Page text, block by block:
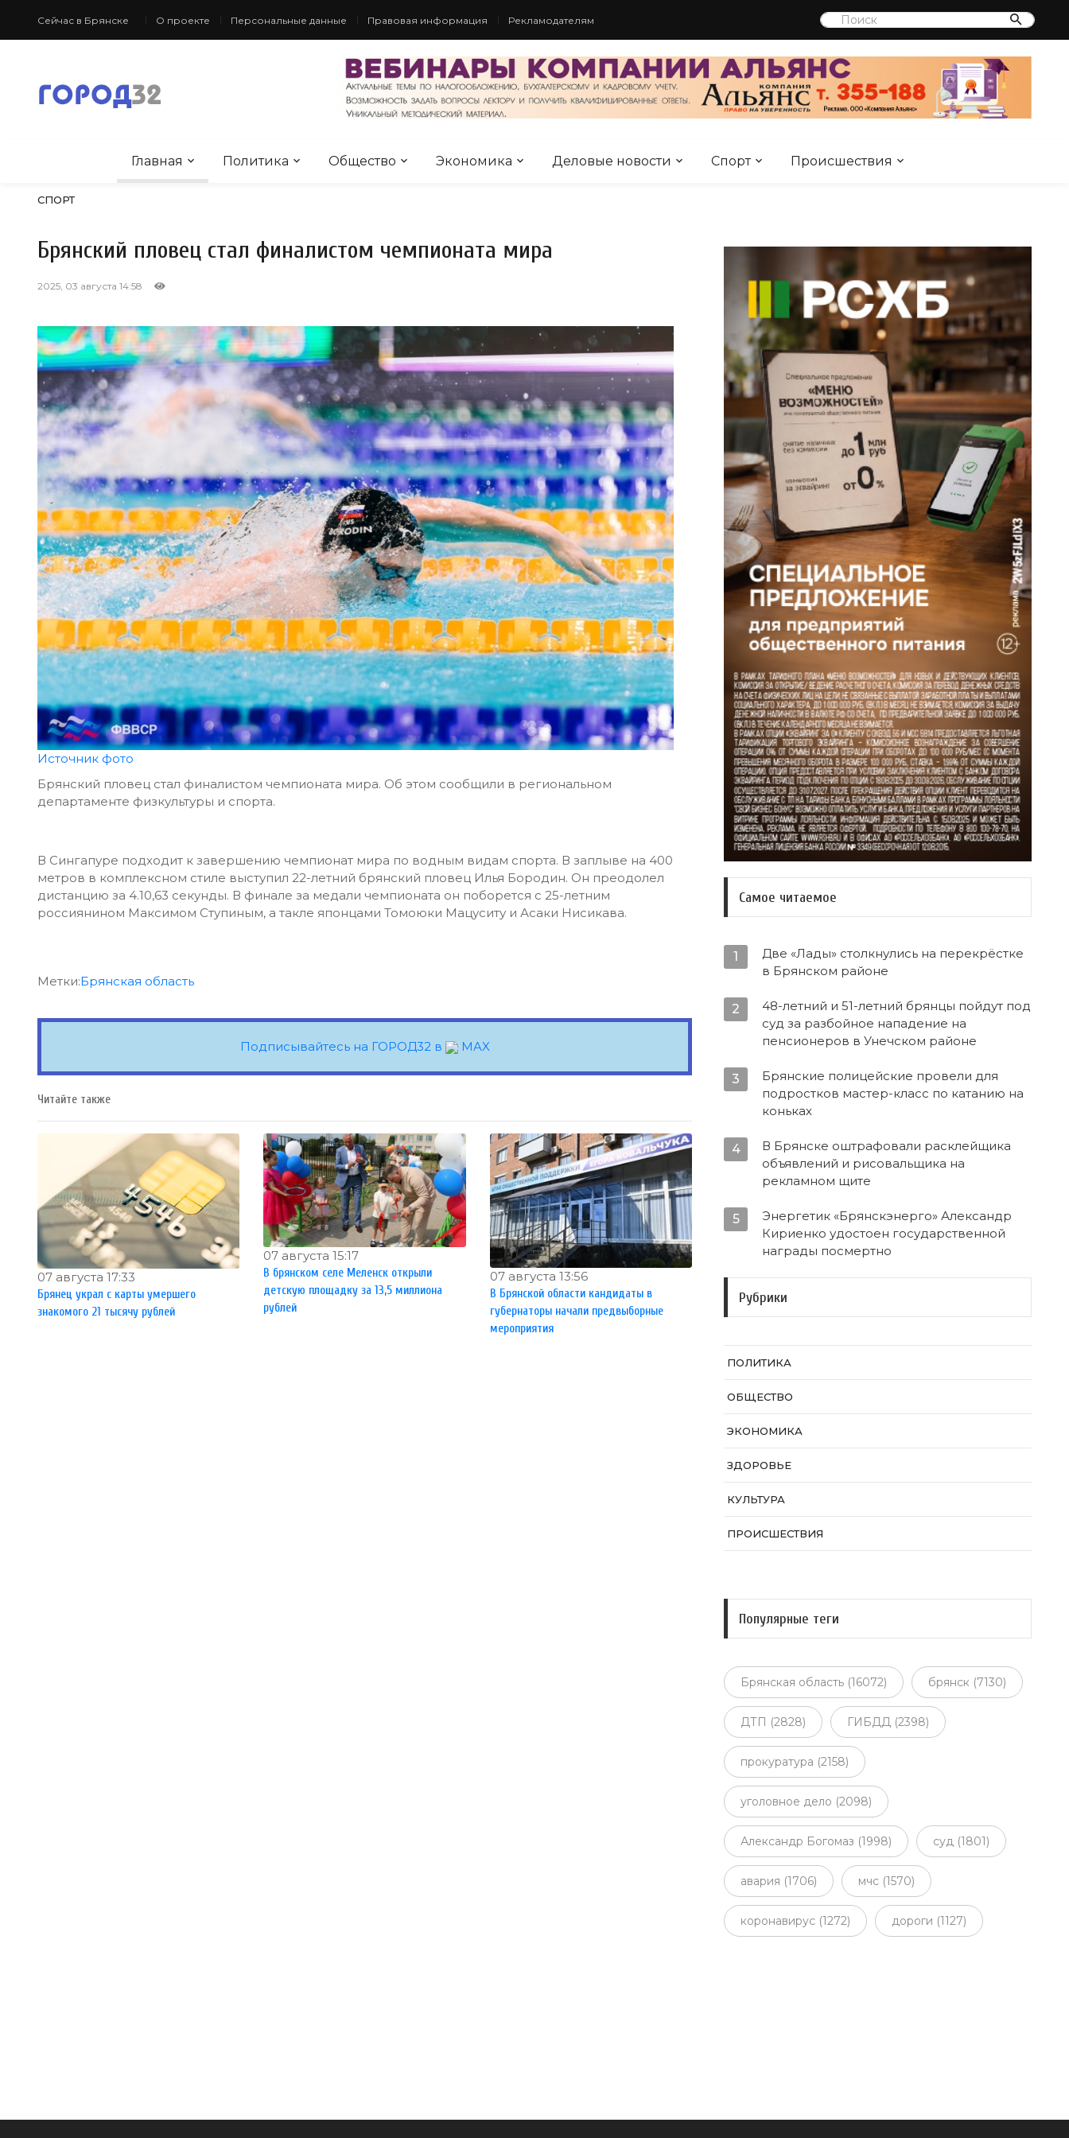
Сейчас в Брянске О проекте Персональные данные Правовая информация Рекламодателям
Главная Политика Общество Экономика Деловые новости Спорт Происшествия
СПОРТ
Брянский пловец стал финалистом чемпионата мира
2025, 03 августа 14:58
Источник фото
Брянский пловец стал финалистом чемпионата мира. Об этом сообщили в региональном
департаменте физкультуры и спорта.
В Сингапуре подходит к завершению чемпионат мира по водным видам спорта. В заплыве на 400
метров в комплексном стиле выступил 22-летний брянский пловец Илья Бородин. Он преодолел
дистанцию за 4.10,63 секунды. В финале за медали чемпионата он поборется с 25-летним
россиянином Максимом Ступиным, а такле японцами Томоюки Мацуситу и Асаки Нисикава.
Метки:Брянская область
Подписывайтесь на ГОРОД32 в MAX
Читайте также
07 августа 17:33
Брянец украл с карты умершего
знакомого 21 тысячу рублей
07 августа 15:17
В брянском селе Меленск открыли
детскую площадку за 13,5 миллиона
рублей
07 августа 13:56
В Брянской области кандидаты в
губернаторы начали предвыборные
мероприятия
Самое читаемое
1
Две «Лады» столкнулись на перекрёстке
в Брянском районе
2
48-летний и 51-летний брянцы пойдут под
суд за разбойное нападение на
пенсионеров в Унечском районе
3
Брянские полицейские провели для
подростков мастер-класс по катанию на
коньках
4
В Брянске оштрафовали расклейщика
объявлений и рисовальщика на
рекламном щите
5
Энергетик «Брянскэнерго» Александр
Кириенко удостоен государственной
награды посмертно
Рубрики
ПОЛИТИКА
ОБЩЕСТВО
ЭКОНОМИКА
ЗДОРОВЬЕ
КУЛЬТУРА
ПРОИСШЕСТВИЯ
Популярные теги
Брянская область (16072) брянск (7130)
ДТП (2828) ГИБДД (2398)
прокуратура (2158)
уголовное дело (2098)
Александр Богомаз (1998) суд (1801)
авария (1706) мчс (1570)
коронавирус (1272) дороги (1127)